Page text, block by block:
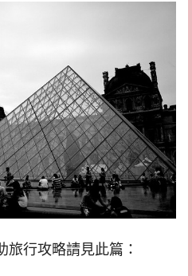
旅行攻略請見此篇：